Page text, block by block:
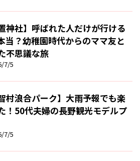
神社】呼ばれた人だけが行ける
当？幼稚園時代からのママ友と
不思議な旅
7/5
村浪合パーク】大雨予報でも楽
！50代夫婦の長野観光モデルプ
7/5